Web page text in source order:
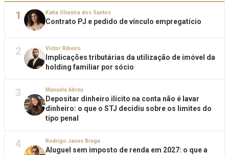
1 Katia Oliveira dos Santos
Contrato PJ e pedido de vínculo empregatício
2 Victor Ribeiro
Implicações tributárias da utilização de imóvel da
holding familiar por sócio
3 Manuela Abreu
Depositar dinheiro ilícito na conta não é lavar
dinheiro: o que o STJ decidiu sobre os limites do
tipo penal
4 Rodrigo Janes Braga
Aluguel sem imposto de renda em 2027: o que a